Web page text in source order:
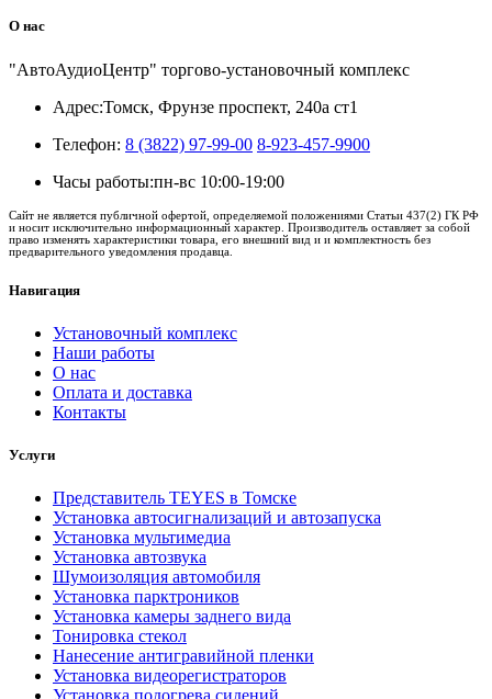
О нас
"АвтоАудиоЦентр" торгово-установочный комплекс
Адрес:Томск, Фрунзе проспект, 240а ст1
Телефон: 8 (3822) 97-99-00 8-923-457-9900
Часы работы:пн-вс 10:00-19:00
Сайт не является публичной офертой, определяемой положениями Статьи 437(2) ГК РФ
и носит исключительно информационный характер. Производитель оставляет за собой
право изменять характеристики товара, его внешний вид и и комплектность без
предварительного уведомления продавца.
Навигация
Установочный комплекс
Наши работы
О нас
Оплата и доставка
Контакты
Услуги
Представитель TEYES в Томске
Установка автосигнализаций и автозапуска
Установка мультимедиа
Установка автозвука
Шумоизоляция автомобиля
Установка парктроников
Установка камеры заднего вида
Тонировка стекол
Нанесение антигравийной пленки
Установка видеорегистраторов